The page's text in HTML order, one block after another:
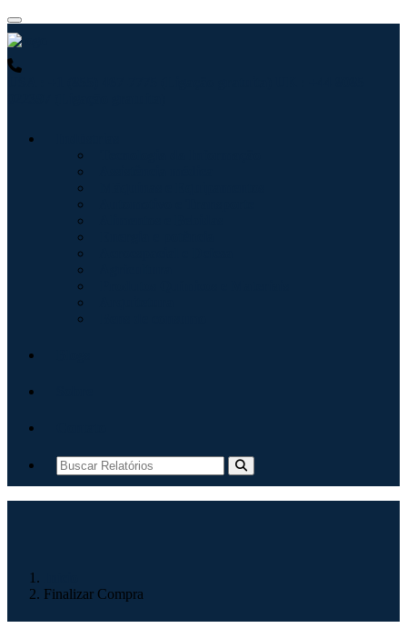
Finalizar Compra